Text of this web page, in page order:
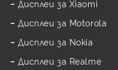
Дисплеи за Xiaomi
Дисплеи за Motorola
Дисплеи за Nokia
Дисплеи за Realme